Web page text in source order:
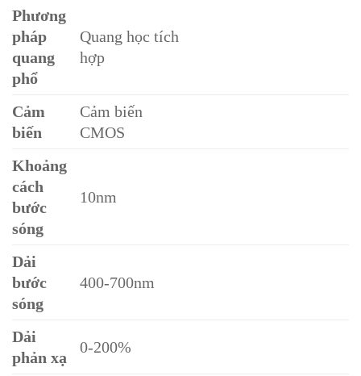
Phương
pháp
quang
phổ
Quang học tích
hợp
Cảm
biến
Cảm biến
CMOS
Khoảng
cách
bước
sóng
10nm
Dải
bước
sóng
400-700nm
Dải
phản xạ
0-200%